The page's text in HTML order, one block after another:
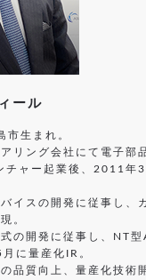
ール
市生まれ。
リング会社にて電子部
チャー起業後、2011年3
イスの開発に従事し、
。
の開発に従事し、NT
に量産化IR。
品質向上、量産化技術